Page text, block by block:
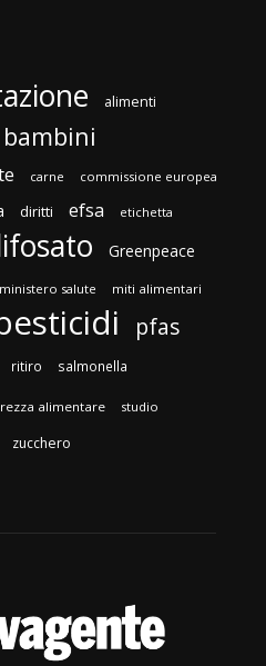
alimenti
bambini
carne commissione europea
diritti efsa etichetta
Greenpeace
ministero salute miti alimentari
pfas
ritiro salmonella
alimentare studio
zucchero